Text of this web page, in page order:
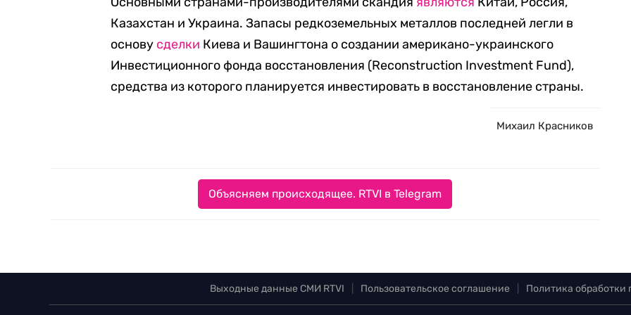
Казахстан и Украина. Запасы редкоземельных металлов последней легли в
основу сделки Киева и Вашингтона о создании американо-украинского
Инвестиционного фонда восстановления (Reconstruction Investment Fund),
средства из которого планируется инвестировать в восстановление страны.
Михаил Красников
Объясняем происходящее. RTVI в Telegram
Выходные данные СМИ RTVI Пользовательское соглашение Политика